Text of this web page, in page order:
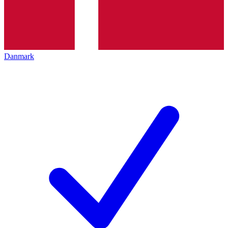
Danmark